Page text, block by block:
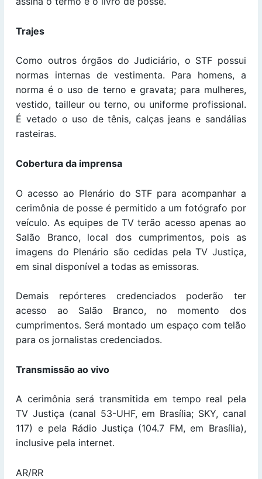
Trajes
Como outros órgãos do Judiciário, o STF possui
normas internas de vestimenta. Para homens, a
norma é o uso de terno e gravata; para mulheres,
vestido, tailleur ou terno, ou uniforme profissional.
É vetado o uso de tênis, calças jeans e sandálias
rasteiras.
Cobertura da imprensa
O acesso ao Plenário do STF para acompanhar a
cerimônia de posse é permitido a um fotógrafo por
veículo. As equipes de TV terão acesso apenas ao
Salão Branco, local dos cumprimentos, pois as
imagens do Plenário são cedidas pela TV Justiça,
em sinal disponível a todas as emissoras.
Demais repórteres credenciados poderão ter
acesso ao Salão Branco, no momento dos
cumprimentos. Será montado um espaço com telão
para os jornalistas credenciados.
Transmissão ao vivo
A cerimônia será transmitida em tempo real pela
TV Justiça (canal 53-UHF, em Brasília; SKY, canal
117) e pela Rádio Justiça (104.7 FM, em Brasília),
inclusive pela internet.
AR/RR